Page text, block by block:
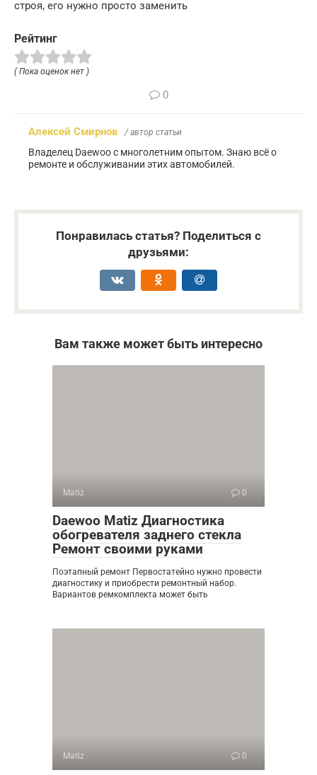
строя, его нужно просто заменить
Рейтинг
( Пока оценок нет )
0
Алексей Смирнов / автор статьи
Владелец Daewoo с многолетним опытом. Знаю всё о
ремонте и обслуживании этих автомобилей.
Понравилась статья? Поделиться с
друзьями:
Вам также может быть интересно
Matiz 0
Daewoo Matiz Диагностика
обогревателя заднего стекла
Ремонт своими руками
Поэтапный ремонт Первостатейно нужно провести
диагностику и приобрести ремонтный набор.
Вариантов ремкомплекта может быть
Matiz 0